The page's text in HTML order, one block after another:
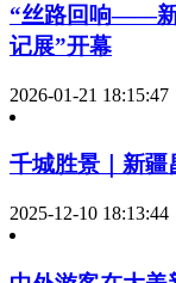
“丝路回响——新
记展”开幕
2026-01-21 18:15:47
千城胜景｜新疆
2025-12-10 18:13:44